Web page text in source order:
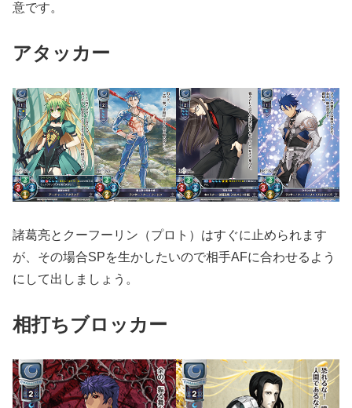
意です。
アタッカー
諸葛亮とクーフーリン（プロト）はすぐに止められます
が、その場合SPを生かしたいので相手AFに合わせるよう
にして出しましょう。
相打ちブロッカー